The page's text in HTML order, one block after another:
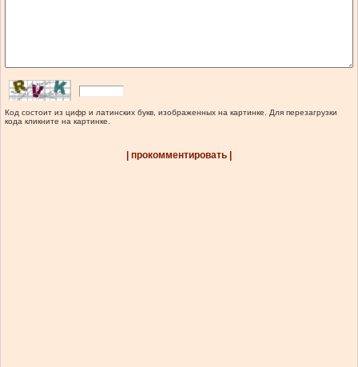
Код состоит из цифр и латинских букв, изображенных на картинке. Для перезагрузки
кода кликните на картинке.
| прокомментировать |